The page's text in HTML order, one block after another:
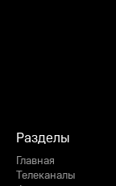
Разделы
Главная
Телеканалы